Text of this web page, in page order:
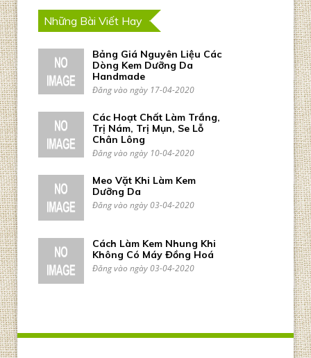
Những Bài Viết Hay
Bảng Giá Nguyên Liệu Các
Dòng Kem Dưỡng Da
Handmade
Đăng vào ngày 17-04-2020
Các Hoạt Chất Làm Trắng,
Trị Nám, Trị Mụn, Se Lỗ
Chân Lông
Đăng vào ngày 10-04-2020
Meo Vặt Khi Làm Kem
Dưỡng Da
Đăng vào ngày 03-04-2020
Cách Làm Kem Nhung Khi
Không Có Máy Đồng Hoá
Đăng vào ngày 03-04-2020